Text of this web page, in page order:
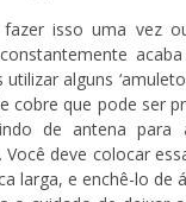
fazer isso uma vez
alguns
cobre que pode ser
de antena para
Você deve colocar
larga, e enchê-lo de